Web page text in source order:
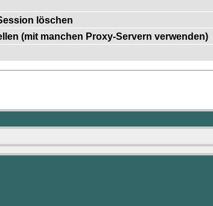
löschen
(mit manchen Proxy-Servern verwenden)